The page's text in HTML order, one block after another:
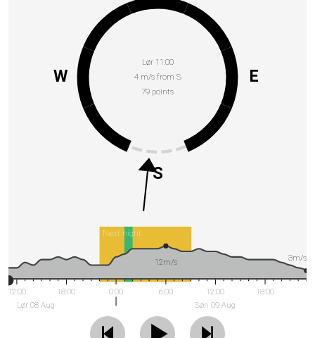
Lør 11:00
4 m/s from S
79 points
E
S
W
Next night
12:00
Lør 08 Aug
18:00 0:00 6:00
12:00
Søn 09 Aug
18:00
12m/s 3m/s